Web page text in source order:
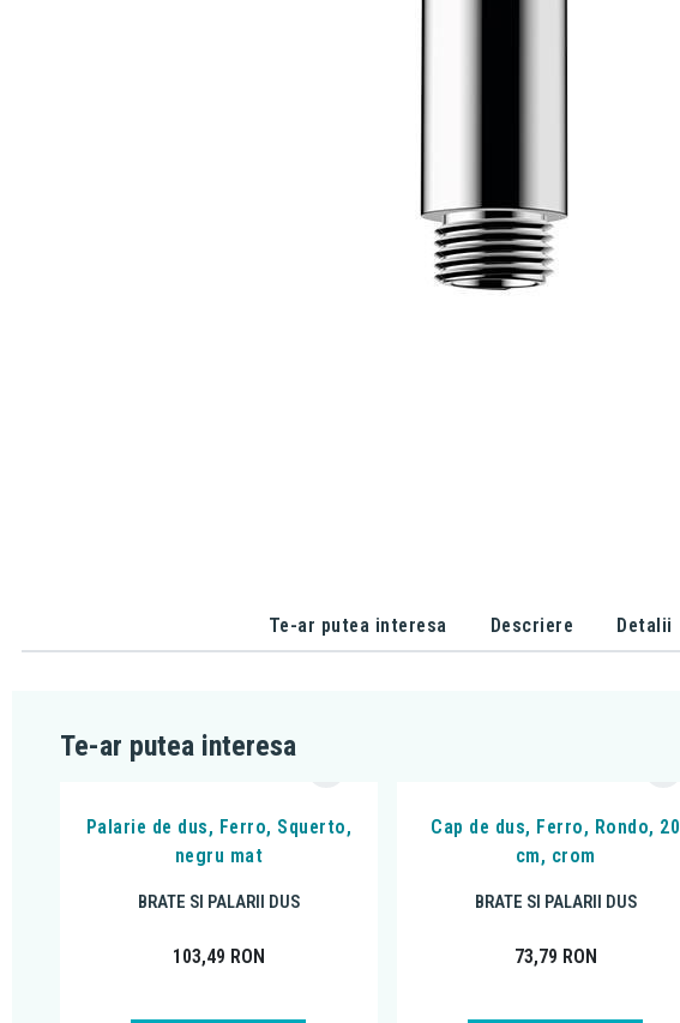
Te-ar putea interesa Descriere Detalii
Te-ar putea interesa
Palarie de dus, Ferro, Squerto,
negru mat
BRATE SI PALARII DUS
103,49 RON
Cap de dus, Ferro, Rondo, 20
cm, crom
BRATE SI PALARII DUS
73,79 RON